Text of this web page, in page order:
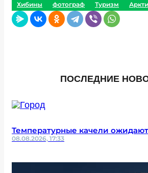
Хибины фотограф Туризм
ПОСЛЕДНИЕ
Температурные качели
08.08.2026, 17:33